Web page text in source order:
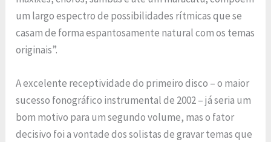
um largo espectro de possibilidades rítmicas que se
casam de forma espantosamente natural com os temas
originais”.
A excelente receptividade do primeiro disco – o maior
sucesso fonográfico instrumental de 2002 – já seria um
bom motivo para um segundo volume, mas o fator
decisivo foi a vontade dos solistas de gravar temas que